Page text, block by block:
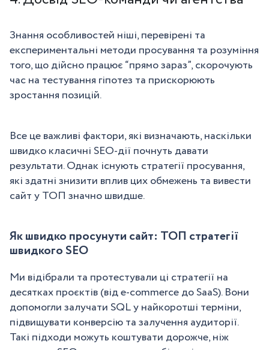
Знання особливостей ніші, перевірені та
експериментальні методи просування та розуміння
того, що дійсно працює “прямо зараз”, скорочують
час на тестування гіпотез та прискорюють
зростання позицій.
Все це важливі фактори, які визначають, наскільки
швидко класичні SEO-дії почнуть давати
результати. Однак існують стратегії просування,
які здатні знизити вплив цих обмежень та вивести
сайт у ТОП значно швидше.
Як швидко просунути сайт: ТОП стратегії
швидкого SEO
Ми відібрали та протестували ці стратегії на
десятках проєктів (від e-commerce до SaaS). Вони
допомогли залучати SQL у найкоротші терміни,
підвищувати конверсію та залучення аудиторії.
Такі підходи можуть коштувати дорожче, ніж